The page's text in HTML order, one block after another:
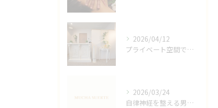
2026/04/12
プライベート空間で極上アロマリンパケアの効果
2026/03/24
自律神経を整える男性オイルマッサージ